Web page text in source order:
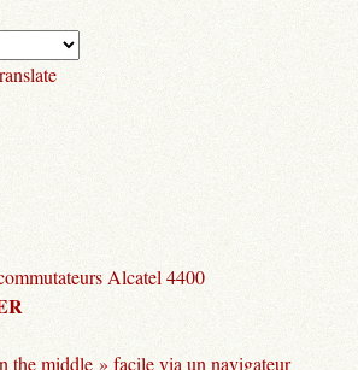
Alcatel 4400
the middle » facile via un navigateur